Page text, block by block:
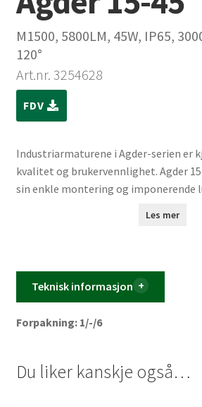
M1500, 5800LM, 45W, IP65,
120°
Art.nr. 3254628
FDV
Industriarmaturene i Agder-serien er
kvalitet og brukervennlighet. Agder
sin enkle montering og imponerende
Les mer
Teknisk informasjon
Forpakning: 1/-/6
Du liker kanskje også…